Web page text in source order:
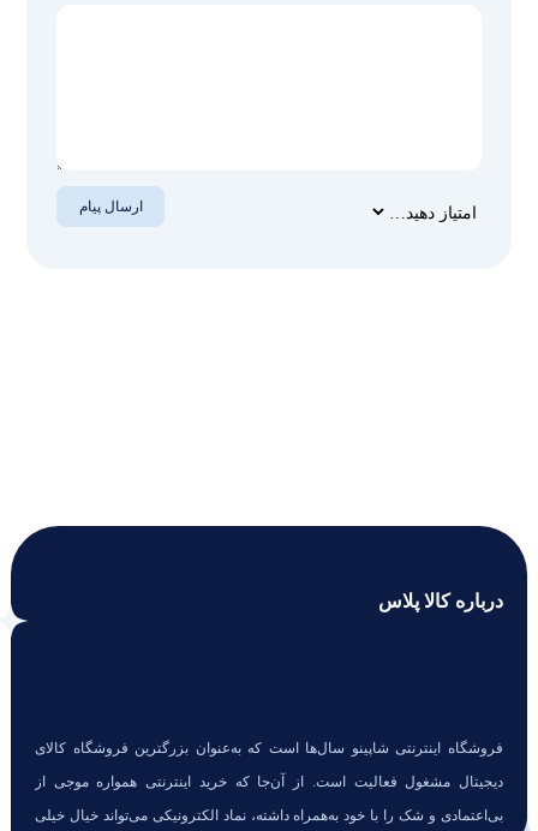
درباره کالا پلاس
فروشگاه اینترنتی شاپینو سال‌ها است که به‌عنوان بزرگترین فروشگاه کالای
دیجیتال مشغول فعالیت است. از آن‌جا که خرید اینترنتی همواره موجی از
بی‌اعتمادی و شک را با خود به‌همراه داشته، نماد الکترونیکی می‌تواند خیال خیلی